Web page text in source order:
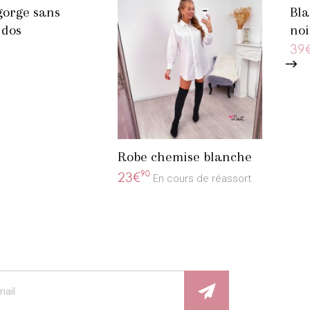
sans
Robe chemise blanche
23€90 En cours de réassort